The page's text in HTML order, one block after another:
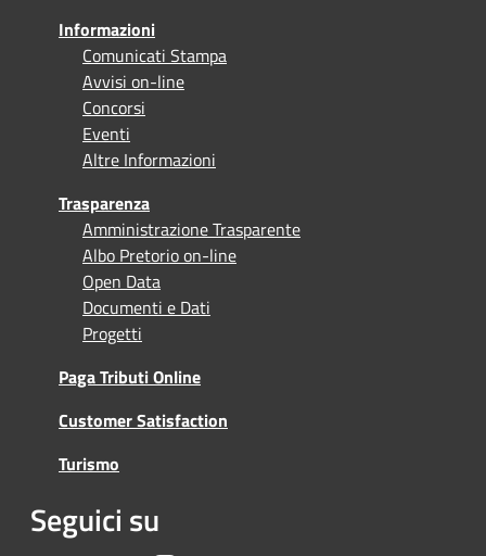
Informazioni
Comunicati Stampa
Avvisi on-line
Concorsi
Eventi
Altre Informazioni
Trasparenza
Amministrazione Trasparente
Albo Pretorio on-line
Open Data
Documenti e Dati
Progetti
Paga Tributi Online
Customer Satisfaction
Turismo
Seguici su